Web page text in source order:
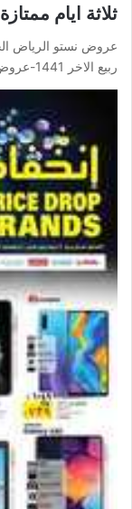
ثلاثة ايام ممتازة
ربيع الاخر 1441-عروض ثلاثة ايام ممتازة عروض نستو الرياض…